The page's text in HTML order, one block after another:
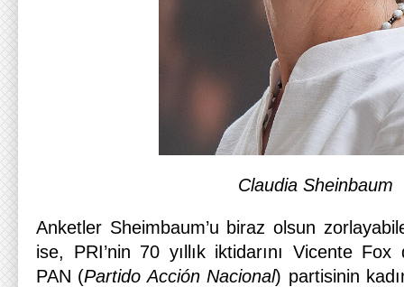
Claudia Sheinbaum
Anketler Sheimbaum’u biraz olsun
ise, PRI’nin 70 yıllık iktidarını Vicente Fox
PAN (Partido Acción Nacional) partisinin